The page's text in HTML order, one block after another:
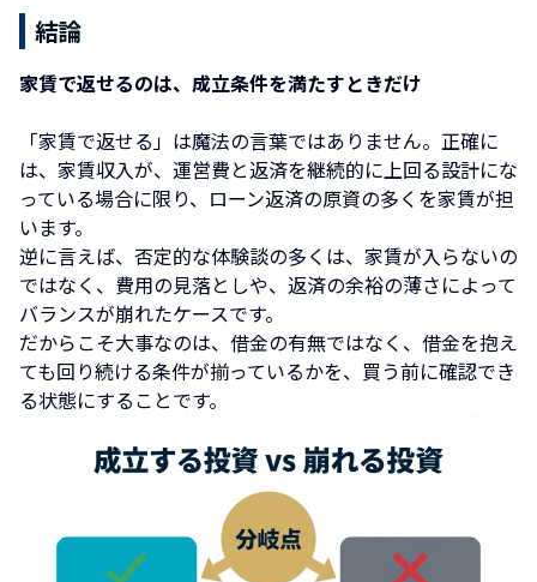
結論
家賃で返せるのは、成立条件を満たすときだけ
「家賃で返せる」は魔法の言葉ではありません。正確に
は、家賃収入が、運営費と返済を継続的に上回る設計にな
っている場合に限り、ローン返済の原資の多くを家賃が担
います。
逆に言えば、否定的な体験談の多くは、家賃が入らないの
ではなく、費用の見落としや、返済の余裕の薄さによって
バランスが崩れたケースです。
だからこそ大事なのは、借金の有無ではなく、借金を抱え
ても回り続ける条件が揃っているかを、買う前に確認でき
る状態にすることです。